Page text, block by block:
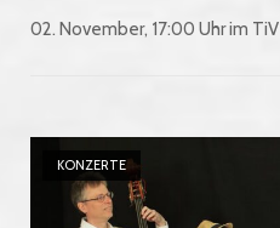
02. November, 17:00 Uhr im TiV
KONZERTE
Open post